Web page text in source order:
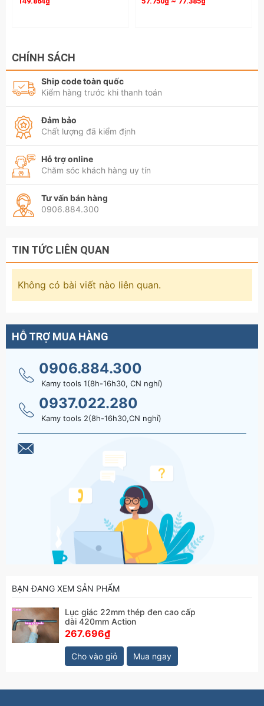
CHÍNH SÁCH
Ship code toàn quốc
Kiểm hàng trước khi thanh toán
Đảm bảo
Chất lượng đã kiểm định
Hỗ trợ online
Chăm sóc khách hàng uy tín
Tư vấn bán hàng
0906.884.300
TIN TỨC LIÊN QUAN
Không có bài viết nào liên quan.
HỖ TRỢ MUA HÀNG
0906.884.300
Kamy tools 1(8h-16h30, CN nghỉ)
0937.022.280
Kamy tools 2(8h-16h30,CN nghỉ)
BẠN ĐANG XEM SẢN PHẨM
Lục giác 22mm thép đen cao cấp
dài 420mm Action
267.696₫
Cho vào giỏ Mua ngay